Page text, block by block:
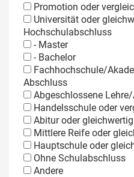
Promotion oder
Universität oder
Hochschulabschluss
- Master
- Bachelor
Fachhochschule/
Abschluss
Abgeschlossene
Handelsschule oder
Abitur oder gleichwertig
Mittlere Reife oder
Hauptschule oder
Ohne Schulabschluss
Andere